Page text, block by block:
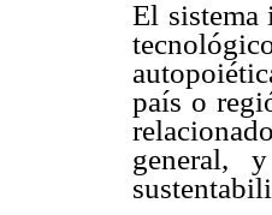
El sistema
país o
general,